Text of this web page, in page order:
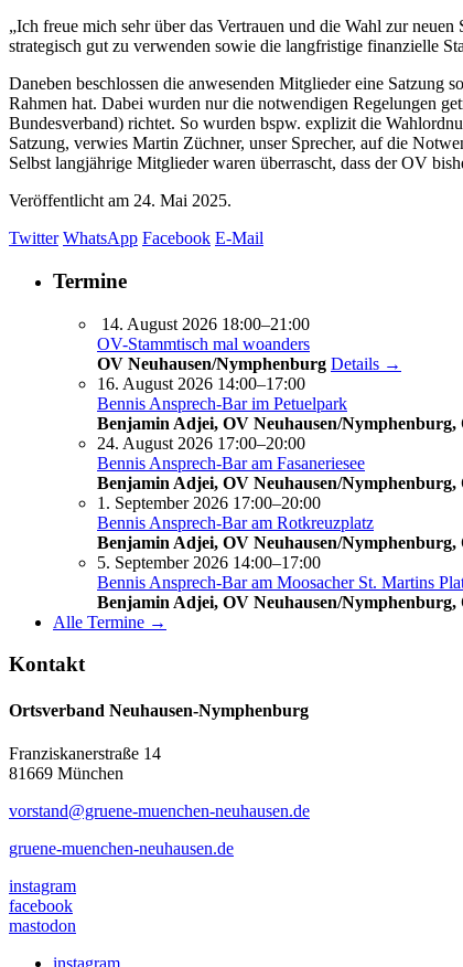
„Ich freue mich sehr über das Vertrauen und die Wahl zur
strategisch gut zu verwenden sowie die langfristige finanzielle
Daneben beschlossen die anwesenden Mitglieder eine Satzung
Rahmen hat. Dabei wurden nur die notwendigen Regelungen
Bundesverband) richtet. So wurden bspw. explizit die
Satzung, verwies Martin Züchner, unser Sprecher, auf die
Selbst langjährige Mitglieder waren überrascht, dass der OV
Veröffentlicht am 24. Mai 2025.
Twitter WhatsApp Facebook E-Mail
Termine
14. August 2026 18:00–21:00
OV-Stammtisch mal woanders
OV Neuhausen/Nymphenburg Details →
16. August 2026 14:00–17:00
Bennis Ansprech-Bar im Petuelpark
Benjamin Adjei, OV Neuhausen/
24. August 2026 17:00–20:00
Bennis Ansprech-Bar am Fasaneriesee
Benjamin Adjei, OV Neuhausen/
1. September 2026 17:00–20:00
Bennis Ansprech-Bar am Rotkreuzplatz
Benjamin Adjei, OV Neuhausen/
5. September 2026 14:00–17:00
Bennis Ansprech-Bar am Moosacher St. Martins
Benjamin Adjei, OV Neuhausen/
Alle Termine →
Kontakt
Ortsverband Neuhausen-Nymphenburg
Franziskanerstraße 14
81669 München
vorstand@gruene-muenchen-neuhausen.de
gruene-muenchen-neuhausen.de
instagram
facebook
mastodon
instagram